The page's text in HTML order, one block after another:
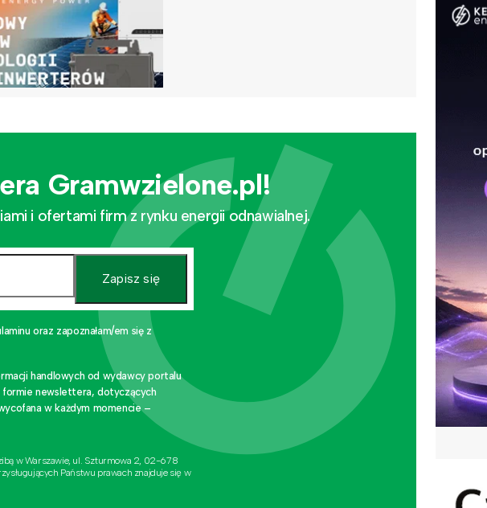
Gramwzielone.pl!
i ofertami firm z rynku energii odnawialnej.
Zapisz się
oraz zapoznałam/em się z
handlowych od wydawcy portalu
formie newslettera, dotyczących
w każdym momencie –
w Warszawie, ul. Szturmowa 2, 02-678
Państwu prawach znajduje się w